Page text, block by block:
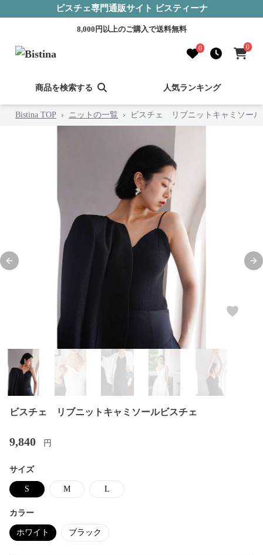
ビスチェ専門通販サイト ビスティーナ
8,000円以上のご購入で送料無料
0 0
商品を検索する 人気ランキング
Bistina TOP › ニットの一覧 › ビスチェ リブニットキャミソール
Previous slide
ビスチェ リブニットキャミソールビスチェ
9,840 円
サイズ
S M L
カラー
ホワイト ブラック